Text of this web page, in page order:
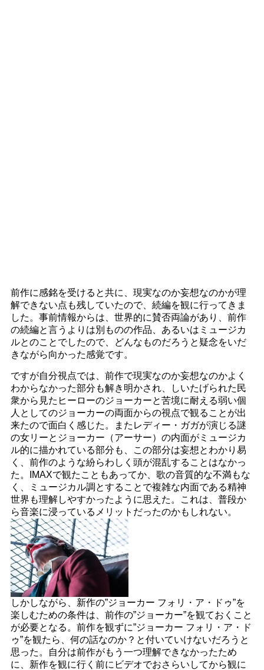
前作に感銘を受けると共に、現実なのか妄想なのかが理
解できない点も残していたので、続編を観に行ってきま
した。事前情報からは、世界的に賛否両論があり、前作
の続編と言うよりは別ものの作品、あるいはミュージカ
ルとのことでしたので、どんなものだろうと疑念をいだ
きながら向かった感覚です。
ですが自分視点では、前作で現実なのか妄想なのかよく
わからなかった部分も解き明かされ、しいたげられた民
衆から見たヒーローのジョーカーと苦境に耐える弱い個
人としてのジョーカーの両面からの視点で観ることが出
来たので面白く感じた。またレディー・ガガが演じる謎
の女リーとジョーカー（アーサー）の内面がミュージカ
ル的に描かれている部分も、この部分は妄想とわかり易
く、前作のような紛らわしく頭が混乱することはなかっ
た。IMAXで観たこともあってか、歌の音質的な不満もな
く、ミュージカル調とすることで複雑な内面である精神
世界も理解しやすかったように思えた。これは、普段か
ら音楽に浸っているメリットだったのかもしれない。
しかしながら、新作の”ジョーカー フォリ・ア・ドゥ”を
楽しむための条件は、前作の”ジョーカー”を観ておくこと
が必要となる。前作を観ずに”ジョーカー フォリ・ア・ド
ゥ”を観たら、何の話なのか？と付いていけないだろうと
思った。自分は前作がもう一つ理解できなかったため
に、新作を観に行く前にビデオでおさらいしてから観に